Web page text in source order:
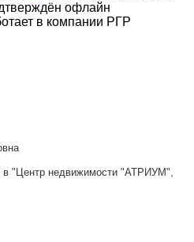
в "Центр недвижимости "АТРИУМ",